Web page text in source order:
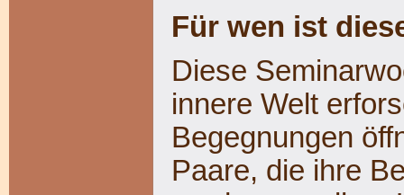
Für wen ist
Diese
innere Welt
Begegnungen
Paare, die ihre